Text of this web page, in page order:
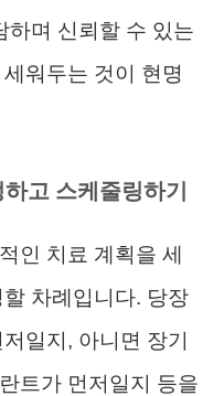
하며 신뢰할 수 있는
워두는 것이 현명
고 스케줄링하기
인 치료 계획을 세
차례입니다. 당장
일지, 아니면 장기
트가 먼저일지 등을